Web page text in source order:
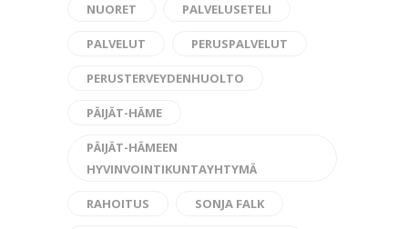
NUORET PALVELUSETELI
PALVELUT PERUSPALVELUT
PERUSTERVEYDENHUOLTO
PÄIJÄT-HÄME
PÄIJÄT-HÄMEEN
HYVINVOINTIKUNTAYHTYMÄ
RAHOITUS SONJA FALK